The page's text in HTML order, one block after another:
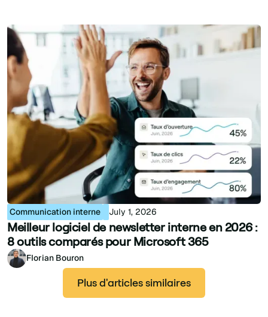
Communication interne July 1, 2026
Meilleur logiciel de newsletter interne en 2026 :
8 outils comparés pour Microsoft 365
Florian Bouron
Plus d'articles similaires